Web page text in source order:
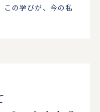
この学びが、今の私